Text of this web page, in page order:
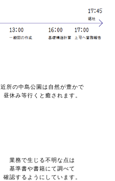
近所の中島公園は自然が豊かで
昼休み等行くと癒されます。
業務で生じる不明な点は
基準書や書籍にて調べて
確認するようにしています。